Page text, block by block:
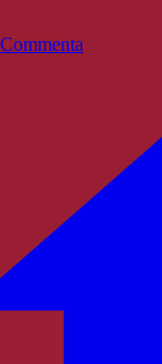
Commenta